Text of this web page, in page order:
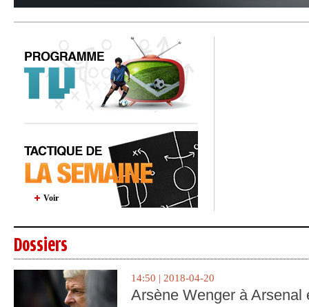
Voir
Dossiers
14:50 | 2018-04-20
Arsène Wenger à Arsenal